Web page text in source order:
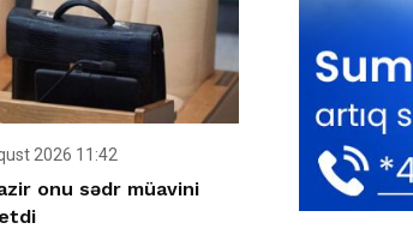
2026 11:42
onu sədr müavini